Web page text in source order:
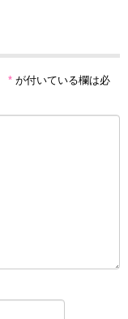
* が付いている欄は必